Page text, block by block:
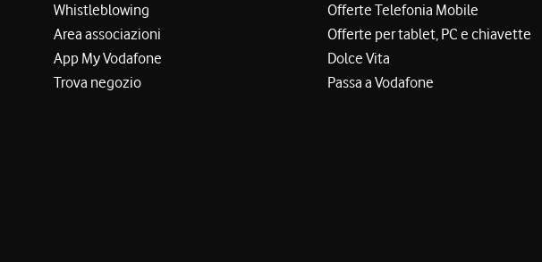
Whistleblowing
Area associazioni
App My Vodafone
Trova negozio
Offerte Telefonia Mobile
Offerte per tablet, PC e chiavette
Dolce Vita
Passa a Vodafone